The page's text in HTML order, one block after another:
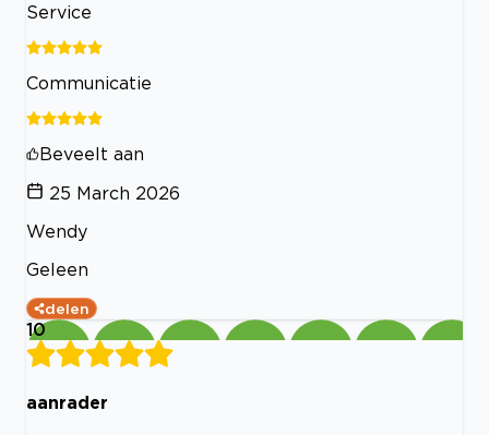
Service
Communicatie
Beveelt aan
25 March 2026
Wendy
Geleen
delen
10
aanrader